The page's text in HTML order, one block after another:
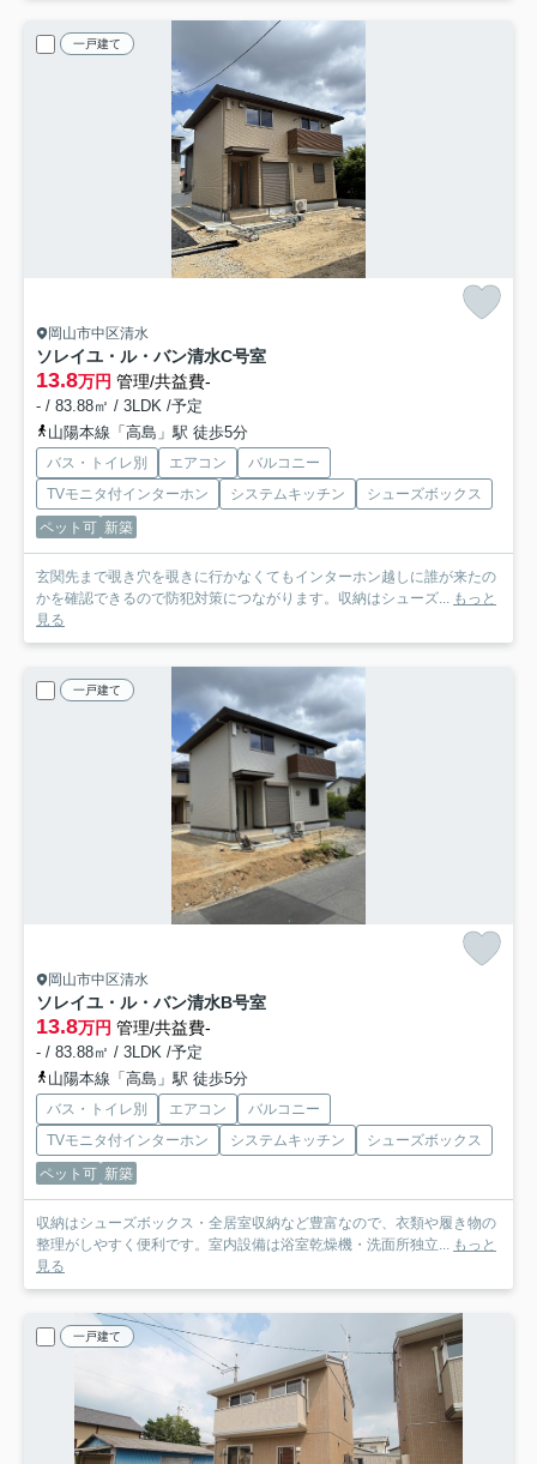
一戸建て
岡山市中区清水
ソレイユ・ル・バン清水C号室
13.8万円 管理/共益費-
- / 83.88㎡ / 3LDK /予定
山陽本線「高島」駅 徒歩5分
バス・トイレ別 エアコン
バルコニー
TVモニタ付インターホン
システムキッチン
シューズボックス
ペット可 新築
玄関先まで覗き穴を覗きに行かなくてもインターホン越しに誰が来たの
かを確認できるので防犯対策につながります。収納はシューズ... もっと
見る
一戸建て
岡山市中区清水
ソレイユ・ル・バン清水B号室
13.8万円 管理/共益費-
- / 83.88㎡ / 3LDK /予定
山陽本線「高島」駅 徒歩5分
バス・トイレ別 エアコン
バルコニー
TVモニタ付インターホン
システムキッチン
シューズボックス
ペット可 新築
収納はシューズボックス・全居室収納など豊富なので、衣類や履き物の
整理がしやすく便利です。室内設備は浴室乾燥機・洗面所独立... もっと
見る
一戸建て